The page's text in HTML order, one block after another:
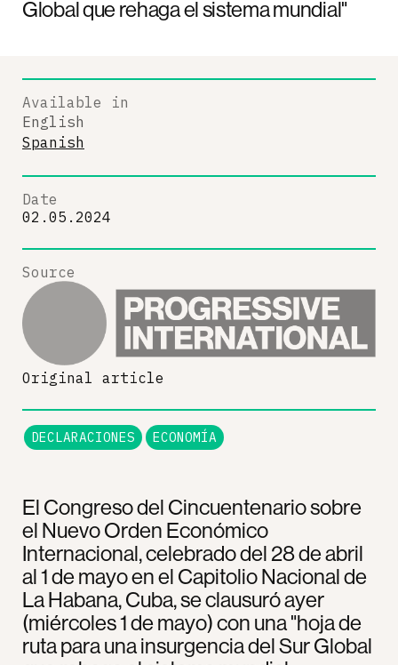
Global que rehaga el sistema mundial"
El Congreso del Cincuentenario sobre
el Nuevo Orden Económico
Internacional, celebrado del 28 de abril
al 1 de mayo en el Capitolio Nacional de
La Habana, Cuba, se clausuró ayer
(miércoles 1 de mayo) con una "hoja de
ruta para una insurgencia del Sur Global
Available in
English
Spanish
Date
02.05.2024
Source
Original article
DECLARACIONES ECONOMÍA